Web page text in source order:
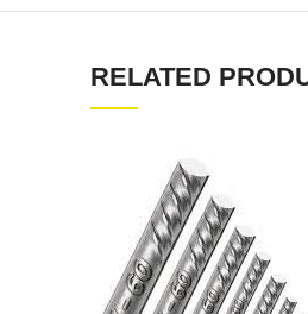
RELATED